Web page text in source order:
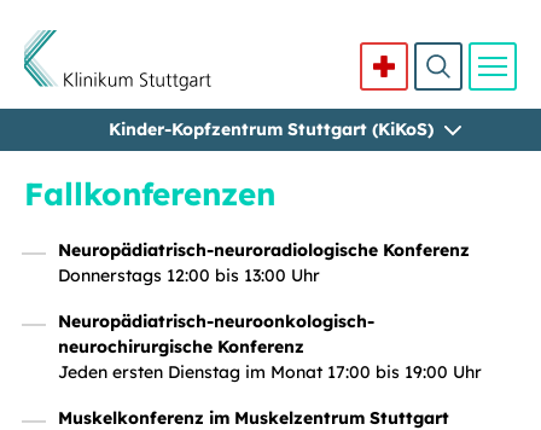
Direkt zum InhaltKinder-Kopfzentrum Stuttgart (KiKoS)
Fallkonferenzen
Neuropädiatrisch-neuroradiologische Konferenz
Donnerstags 12:00 bis 13:00 Uhr
Neuropädiatrisch-neuroonkologisch-
neurochirurgische Konferenz
Jeden ersten Dienstag im Monat 17:00 bis 19:00 Uhr
Muskelkonferenz im Muskelzentrum Stuttgart